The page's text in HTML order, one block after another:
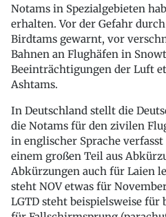
Notams in Spezialgebieten
erhalten. Vor der Gefahr
Birdtams gewarnt, vor
Bahnen an Flughäfen in
Beeinträchtigungen der Luft
Ashtams.
In Deutschland stellt die
die Notams für den zivilen
in englischer Sprache
einem großen Teil aus
Abkürzungen auch für Laien
steht NOV etwas für
LGTD steht beispielsweise für